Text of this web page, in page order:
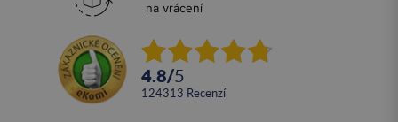
na vrácení
4.8/5
124313 recenzí